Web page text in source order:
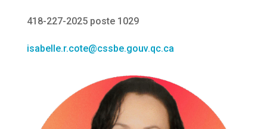
418-227-2025 poste 1029
isabelle.r.cote@cssbe.gouv.qc.ca